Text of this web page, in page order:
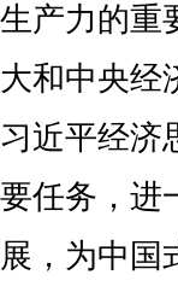
生产力的重
大和中央经
习近平经济
要任务，进
展，为中国